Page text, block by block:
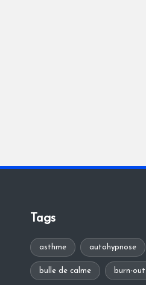
Tags
asthme autohypnose
bulle de calme burn-out